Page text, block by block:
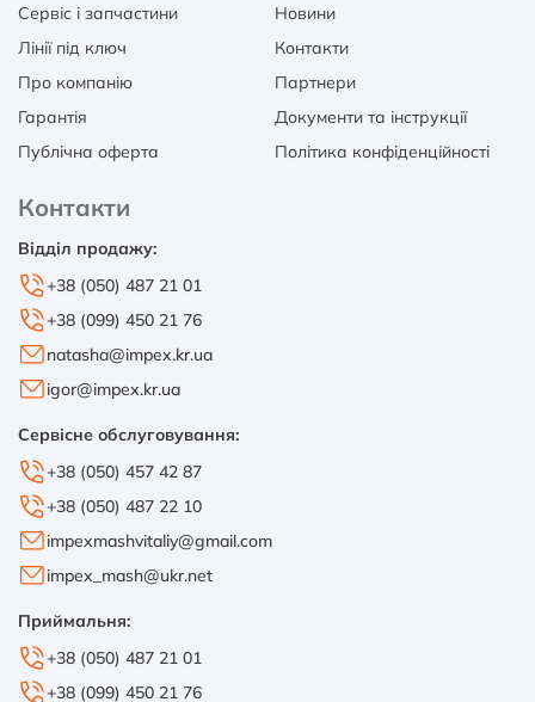
Сервіс і запчастини
Новини
Лінії під ключ
Контакти
Про компанію
Партнери
Гарантія
Документи та інструкції
Публічна оферта
Політика конфіденційності
Контакти
Відділ продажу:
+38 (050) 487 21 01
+38 (099) 450 21 76
natasha@impex.kr.ua
igor@impex.kr.ua
Сервісне обслуговування:
+38 (050) 457 42 87
+38 (050) 487 22 10
impexmashvitaliy@gmail.com
impex_mash@ukr.net
Приймальня:
+38 (050) 487 21 01
+38 (099) 450 21 76